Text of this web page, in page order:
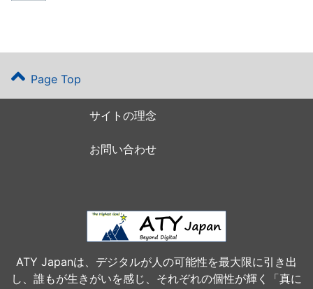
Page Top
サイトの理念
お問い合わせ
ATY Japanは、デジタルが人の可能性を最大限に引き出
し、誰もが生きがいを感じ、それぞれの個性が輝く「真に